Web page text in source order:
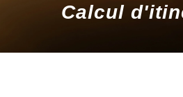
Calcul